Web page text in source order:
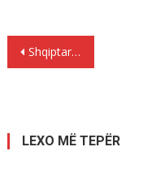
Lëvizje
Shqiptarët i besojnë mikut për të gjetur punë
LEXO MË TEPËR